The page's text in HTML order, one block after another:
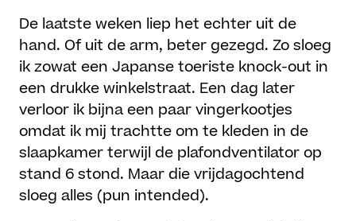
De laatste weken liep het echter uit de
hand. Of uit de arm, beter gezegd. Zo sloeg
ik zowat een Japanse toeriste knock-out in
een drukke winkelstraat. Een dag later
verloor ik bijna een paar vingerkootjes
omdat ik mij trachtte om te kleden in de
slaapkamer terwijl de plafondventilator op
stand 6 stond. Maar die vrijdagochtend
sloeg alles (pun intended).